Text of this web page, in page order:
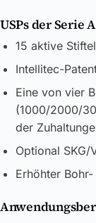
USPs der Serie
15 aktive
Intellitec-
Eine von vier
(1000/2000/
der
Optional SKG/
Erhöhter